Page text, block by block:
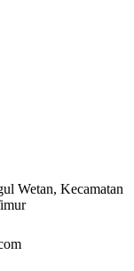
Wetan, Kecamatan